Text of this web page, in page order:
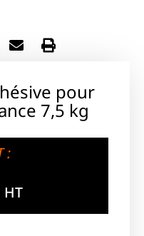
pour
7,5 kg
:
HT